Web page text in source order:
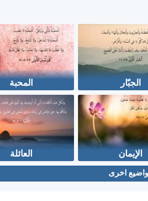
الجبّار المحبة
الإيمان العائلة
اخرى